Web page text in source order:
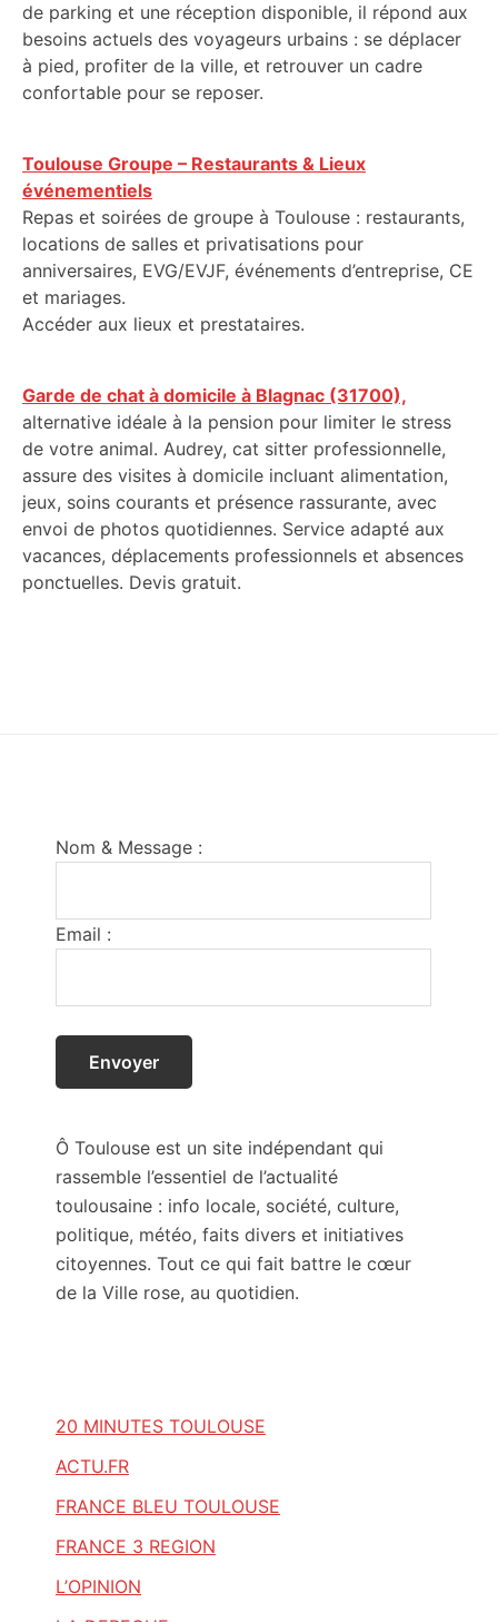
de parking et une réception disponible, il répond aux
besoins actuels des voyageurs urbains : se déplacer
à pied, profiter de la ville, et retrouver un cadre
confortable pour se reposer.
Toulouse Groupe – Restaurants & Lieux
événementiels
Repas et soirées de groupe à Toulouse : restaurants,
locations de salles et privatisations pour
anniversaires, EVG/EVJF, événements d’entreprise, CE
et mariages.
Accéder aux lieux et prestataires.
Garde de chat à domicile à Blagnac (31700),
alternative idéale à la pension pour limiter le stress
de votre animal. Audrey, cat sitter professionnelle,
assure des visites à domicile incluant alimentation,
jeux, soins courants et présence rassurante, avec
envoi de photos quotidiennes. Service adapté aux
vacances, déplacements professionnels et absences
ponctuelles. Devis gratuit.
Nom & Message :
Email :
Ô Toulouse est un site indépendant qui
rassemble l’essentiel de l’actualité
toulousaine : info locale, société, culture,
politique, météo, faits divers et initiatives
citoyennes. Tout ce qui fait battre le cœur
de la Ville rose, au quotidien.
20 MINUTES TOULOUSE
ACTU.FR
FRANCE BLEU TOULOUSE
FRANCE 3 REGION
L’OPINION